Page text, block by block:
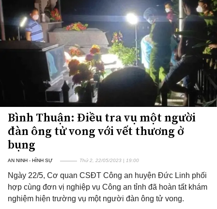
Bình Thuận: Điều tra vụ một người
đàn ông tử vong với vết thương ở
bụng
AN NINH - HÌNH SỰ Thứ 2, 22/05/2023 | 19:00
Ngày 22/5, Cơ quan CSĐT Công an huyện Đức Linh phối
hợp cùng đơn vị nghiệp vụ Công an tỉnh đã hoàn tất khám
nghiệm hiện trường vụ một người đàn ông tử vong.